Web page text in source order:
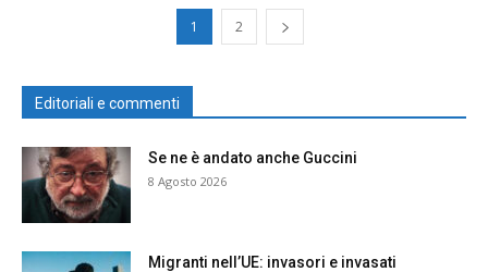
1 2
Editoriali e commenti
Se ne è andato anche Guccini
8 Agosto 2026
Migranti nell’UE: invasori e invasati